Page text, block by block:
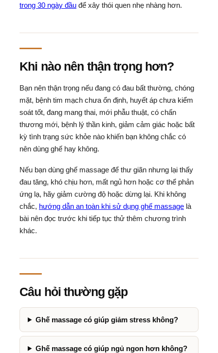
trong 30 ngày đầu để xây thói quen nhẹ nhàng hơn.
Khi nào nên thận trọng hơn?
Bạn nên thận trọng nếu đang có đau bất thường, chóng
mặt, bệnh tim mạch chưa ổn định, huyết áp chưa kiểm
soát tốt, đang mang thai, mới phẫu thuật, có chấn
thương mới, bệnh lý thần kinh, giảm cảm giác hoặc bất
kỳ tình trạng sức khỏe nào khiến bạn không chắc có
nên dùng ghế hay không.
Nếu bạn dùng ghế massage để thư giãn nhưng lại thấy
đau tăng, khó chịu hơn, mất ngủ hơn hoặc cơ thể phản
ứng lạ, hãy giảm cường độ hoặc dừng lại. Khi không
chắc, hướng dẫn an toàn khi sử dụng ghế massage là
bài nên đọc trước khi tiếp tục thử thêm chương trình
khác.
Câu hỏi thường gặp
Ghế massage có giúp giảm stress không?
Ghế massage có giúp ngủ ngon hơn không?